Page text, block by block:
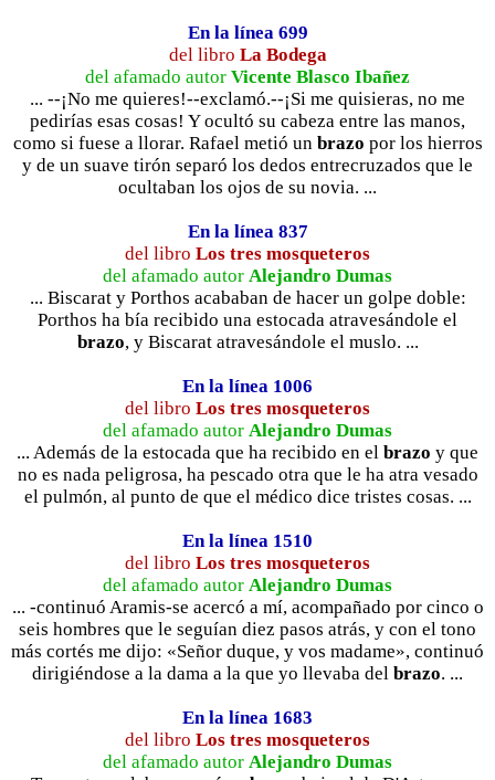
En la línea 699
del libro La Bodega
del afamado autor Vicente Blasco Ibañez
... --¡No me quieres!--exclamó.--¡Si me quisieras, no me
pedirías esas cosas! Y ocultó su cabeza entre las manos,
como si fuese a llorar. Rafael metió un brazo por los hierros
y de un suave tirón separó los dedos entrecruzados que le
ocultaban los ojos de su novia. ...
En la línea 837
del libro Los tres mosqueteros
del afamado autor Alejandro Dumas
... Biscarat y Porthos acababan de hacer un golpe doble:
Porthos ha bía recibido una estocada atravesándole el
brazo, y Biscarat atravesándole el muslo. ...
En la línea 1006
del libro Los tres mosqueteros
del afamado autor Alejandro Dumas
... Además de la estocada que ha recibido en el brazo y que
no es nada peligrosa, ha pescado otra que le ha atra vesado
el pulmón, al punto de que el médico dice tristes cosas. ...
En la línea 1510
del libro Los tres mosqueteros
del afamado autor Alejandro Dumas
... -continuó Aramis-se acercó a mí, acompañado por cinco o
seis hombres que le seguían diez pasos atrás, y con el tono
más cortés me dijo: «Señor duque, y vos madame», continuó
dirigiéndose a la dama a la que yo llevaba del brazo. ...
En la línea 1683
del libro Los tres mosqueteros
del afamado autor Alejandro Dumas